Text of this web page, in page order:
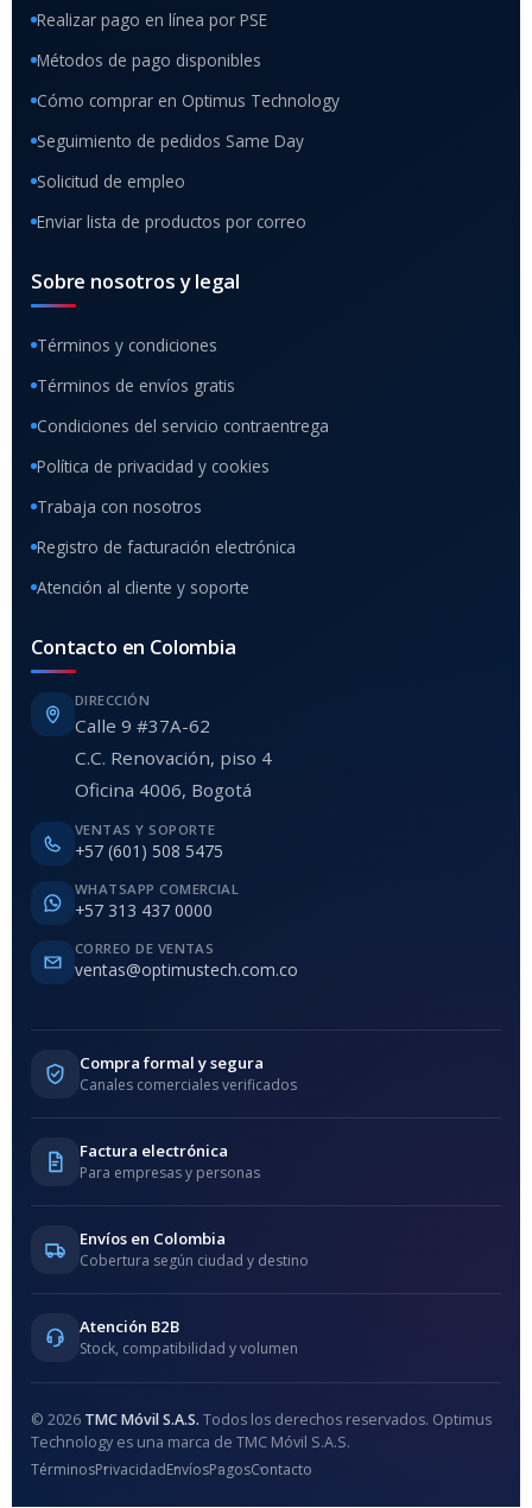
Realizar pago en línea por PSE
Métodos de pago disponibles
Cómo comprar en Optimus Technology
Seguimiento de pedidos Same Day
Solicitud de empleo
Enviar lista de productos por correo
Sobre nosotros y legal
Términos y condiciones
Términos de envíos gratis
Condiciones del servicio contraentrega
Política de privacidad y cookies
Trabaja con nosotros
Registro de facturación electrónica
Atención al cliente y soporte
Contacto en Colombia
DIRECCIÓN
Calle 9 #37A-62
C.C. Renovación, piso 4
Oficina 4006, Bogotá
VENTAS Y SOPORTE
+57 (601) 508 5475
WHATSAPP COMERCIAL
+57 313 437 0000
CORREO DE VENTAS
ventas@optimustech.com.co
Compra formal y segura
Canales comerciales verificados
Factura electrónica
Para empresas y personas
Envíos en Colombia
Cobertura según ciudad y destino
Atención B2B
Stock, compatibilidad y volumen
© 2026 TMC Móvil S.A.S. Todos los derechos reservados. Optimus
Technology es una marca de TMC Móvil S.A.S.
TérminosPrivacidadEnvíosPagosContacto